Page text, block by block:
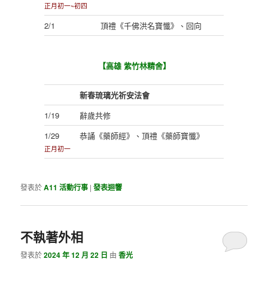
正月初一~初四
2/1 頂禮《千佛洪名寶懺》、回向
【高雄 紫竹林精舍】
新春琉璃光祈安法會
1/19
辭歲共修
1/29
正月初一
恭誦《藥師經》、頂禮《藥師寶懺》
發表於A11 活動行事 |發表迴響
不執著外相
發表於2024 年 12 月 22 日 由香光